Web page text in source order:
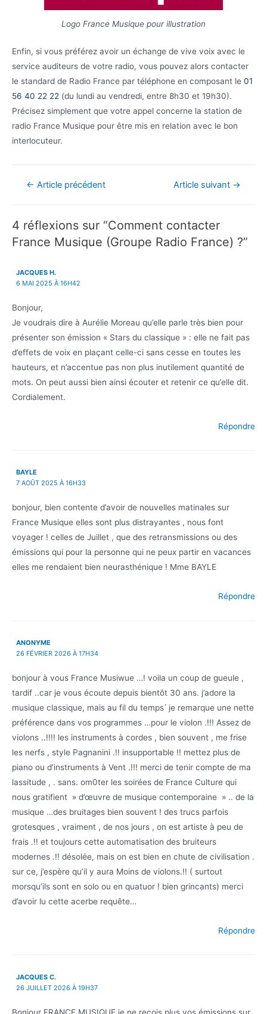
Logo France Musique pour illustration
Enfin, si vous préférez avoir un échange de vive voix avec le
service auditeurs de votre radio, vous pouvez alors contacter
le standard de Radio France par téléphone en composant le 01
56 40 22 22 (du lundi au vendredi, entre 8h30 et 19h30).
Précisez simplement que votre appel concerne la station de
radio France Musique pour être mis en relation avec le bon
interlocuteur.
Navigation
← Article précédent Article suivant →
4 réflexions sur “Comment contacter
France Musique (Groupe Radio France) ?”
JACQUES H.
6 MAI 2025 À 16H42
Bonjour,
Je voudrais dire à Aurélie Moreau qu’elle parle très bien pour
présenter son émission « Stars du classique » : elle ne fait pas
d’effets de voix en plaçant celle-ci sans cesse en toutes les
hauteurs, et n’accentue pas non plus inutilement quantité de
mots. On peut aussi bien ainsi écouter et retenir ce qu’elle dit.
Cordialement.
Répondre
BAYLE
7 AOÛT 2025 À 16H33
bonjour, bien contente d’avoir de nouvelles matinales sur
France Musique elles sont plus distrayantes , nous font
voyager ! celles de Juillet , que des retransmissions ou des
émissions qui pour la personne qui ne peux partir en vacances
elles me rendaient bien neurasthénique ! Mme BAYLE
Répondre
ANONYME
26 FÉVRIER 2026 À 17H34
bonjour à vous France Musiwue …! voila un coup de gueule ,
tardif ..car je vous écoute depuis bientôt 30 ans. j’adore la
musique classique, mais au fil du temps ́ je remarque une nette
préférence dans vos programmes …pour le violon .!!! Assez de
violons ..!!!! les instruments à cordes , bien souvent , me frise
les nerfs , style Pagnanini .!! insupportable !! mettez plus de
piano ou d’instruments à Vent .!!! merci de tenir compte de ma
lassitude , . sans. om0ter les soirées de France Culture qui
nous gratifient » d’œuvre de musique contemporaine » .. de la
musique …des bruitages bien souvent ! des trucs parfois
grotesques , vraiment , de nos jours , on est artiste à peu de
frais .!! et toujours cette automatisation des bruiteurs
modernes .!! désolée, mais on est bien en chute de civilisation .
sur ce, j’espère qu’il y aura Moins de violons.!! ( surtout
morsqu’ils sont en solo ou en quatuor ! bien grincants) merci
d’avoir lu cette acerbe requête…
Répondre
JACQUES C.
26 JUILLET 2026 À 19H37
Bonjour FRANCE MUSIQUE je ne reçois plus vos émissions sur